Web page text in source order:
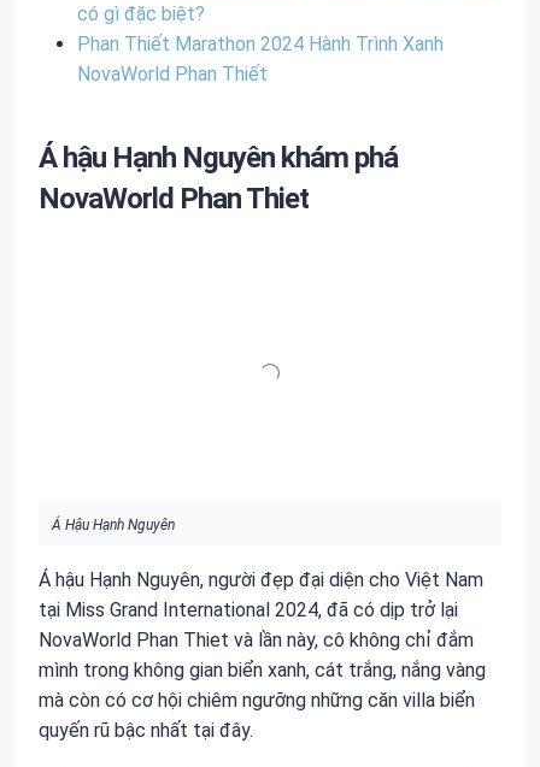
có gì đặc biệt?
Phan Thiết Marathon 2024 Hành Trình Xanh
NovaWorld Phan Thiết
Á hậu Hạnh Nguyên khám phá
NovaWorld Phan Thiet
Á Hậu Hạnh Nguyên
Á hậu Hạnh Nguyên, người đẹp đại diện cho Việt Nam
tại Miss Grand International 2024, đã có dịp trở lại
NovaWorld Phan Thiet và lần này, cô không chỉ đắm
mình trong không gian biển xanh, cát trắng, nắng vàng
mà còn có cơ hội chiêm ngưỡng những căn villa biển
quyến rũ bậc nhất tại đây.